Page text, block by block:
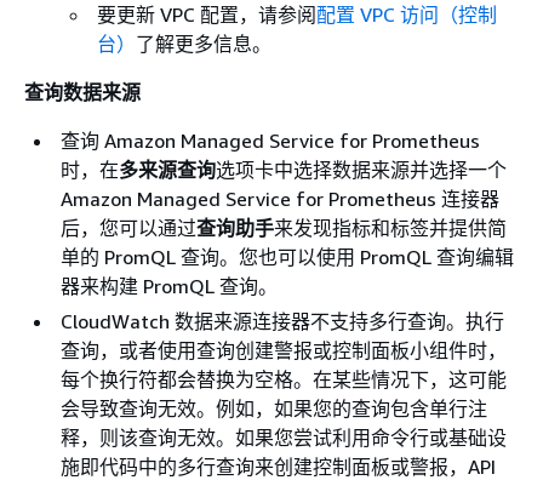
要更新 VPC 配置，请参阅配置 VPC 访问（控制
台） 了解更多信息。
查询数据来源
查询 Amazon Managed Service for Prometheus
时，在多来源查询选项卡中选择数据来源并选择一个
Amazon Managed Service for Prometheus 连接器
后，您可以通过查询助手来发现指标和标签并提供简
单的 PromQL 查询。您也可以使用 PromQL 查询编辑
器来构建 PromQL 查询。
CloudWatch 数据来源连接器不支持多行查询。执行
查询，或者使用查询创建警报或控制面板小组件时，
每个换行符都会替换为空格。在某些情况下，这可能
会导致查询无效。例如，如果您的查询包含单行注
释，则该查询无效。如果您尝试利用命令行或基础设
施即代码中的多行查询来创建控制面板或警报，API